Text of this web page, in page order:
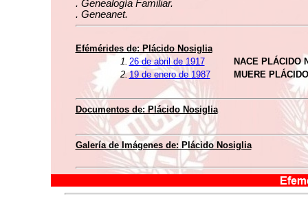
. Genealogía Familiar.
. Geneanet.
Efémérides de: Plácido Nosiglia
1. 26 de abril de 1917
NACE PLÁCIDO
2.19 de enero de 1987 MUERE
Documentos de: Plácido Nosiglia
Galería de Imágenes de: Plácido Nosiglia